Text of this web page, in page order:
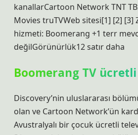
kanallarCartoon Network TNT
Movies truTVWeb sitesi[1] [2] [3]
hizmeti: Boomerang +1 terr
değilGörünürlük12 satır daha
Boomerang TV
Discovery’nin uluslararası
olan ve Cartoon Network’ün
Avustralyalı bir çocuk ücretli